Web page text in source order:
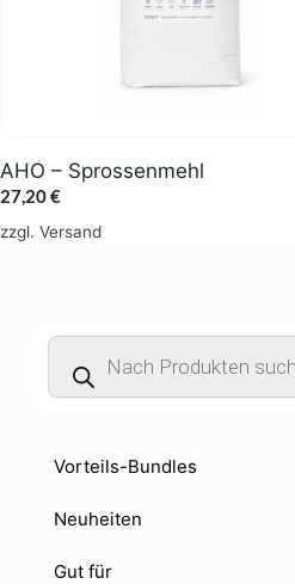
AHO – Sprossenmehl
27,20€
zzgl. Versand
Products
search
Vorteils-Bundles
Neuheiten
Gut für